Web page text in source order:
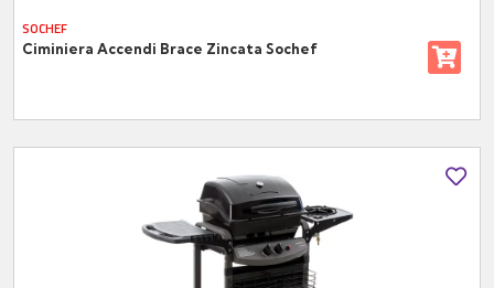
SOCHEF
Ciminiera Accendi Brace Zincata Sochef